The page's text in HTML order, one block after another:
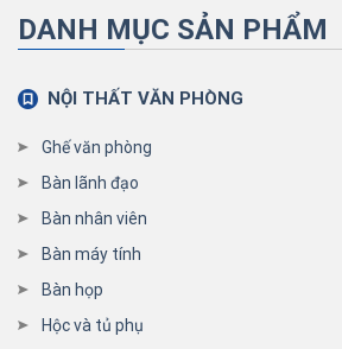
DANH MỤC SẢN PHẨM
NỘI THẤT VĂN PHÒNG
Ghế văn phòng
Bàn lãnh đạo
Bàn nhân viên
Bàn máy tính
Bàn họp
Hộc và tủ phụ